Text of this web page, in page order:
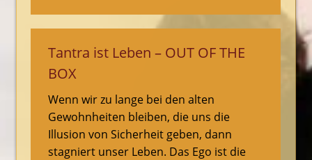
Tantra ist Leben – OUT OF THE
BOX
Wenn wir zu lange bei den alten
Gewohnheiten bleiben, die uns die
Illusion von Sicherheit geben, dann
stagniert unser Leben. Das Ego ist die